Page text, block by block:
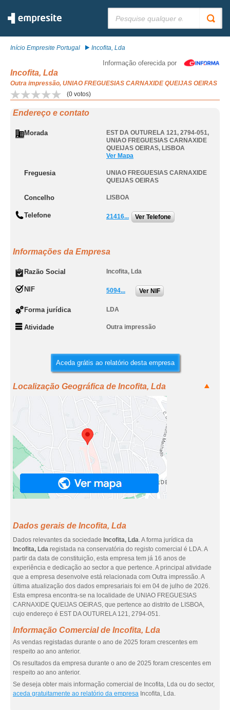
Início Empresite Portugal Incofita, Lda
Informação oferecida por
Incofita, Lda
Outra impressão, UNIAO FREGUESIAS CARNAXIDE QUEIJAS OEIRAS
(0 votos)
Endereço e contato
Morada EST DA OUTURELA 121, 2794-051,
UNIAO FREGUESIAS CARNAXIDE
QUEIJAS OEIRAS, LISBOA
Ver Mapa
Freguesia
UNIAO FREGUESIAS CARNAXIDE
QUEIJAS OEIRAS
Concelho LISBOA
Telefone 21416... Ver Telefone
Informações da Empresa
Razão Social Incofita, Lda
NIF 5094... Ver NIF
Forma jurídica LDA
Atividade Outra impressão
Aceda grátis ao relatório desta empresa
Localização Geográfica de Incofita, Lda
Dados gerais de Incofita, Lda
Dados relevantes da sociedade Incofita, Lda. A forma jurídica da
Incofita, Lda registada na conservatória do registo comercial é LDA. A
partir da data de constituição, esta empresa tem já 16 anos de
experiência e dedicação ao sector a que pertence. A principal atividade
que a empresa desenvolve está relacionada com Outra impressão. A
última atualização dos dados empresariais foi em 04 de julho de 2026.
Esta empresa encontra-se na localidade de UNIAO FREGUESIAS
CARNAXIDE QUEIJAS OEIRAS, que pertence ao distrito de LISBOA,
cujo endereço é EST DA OUTURELA 121, 2794-051.
Informação Comercial de Incofita, Lda
As vendas registadas durante o ano de 2025 foram crescentes em
respeito ao ano anterior.
Os resultados da empresa durante o ano de 2025 foram crescentes em
respeito ao ano anterior.
Se deseja obter mais informação comercial de Incofita, Lda ou do sector,
aceda gratuitamente ao relatório da empresa Incofita, Lda.